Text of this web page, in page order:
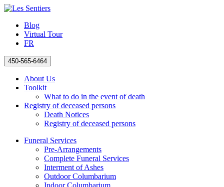
Blog
Virtual Tour
FR
450-565-6464
About Us
Toolkit
What to do in the event of death
Registry of deceased persons
Death Notices
Registry of deceased persons
Funeral Services
Pre-Arrangements
Complete Funeral Services
Interment of Ashes
Outdoor Columbarium
Indoor Columbarium